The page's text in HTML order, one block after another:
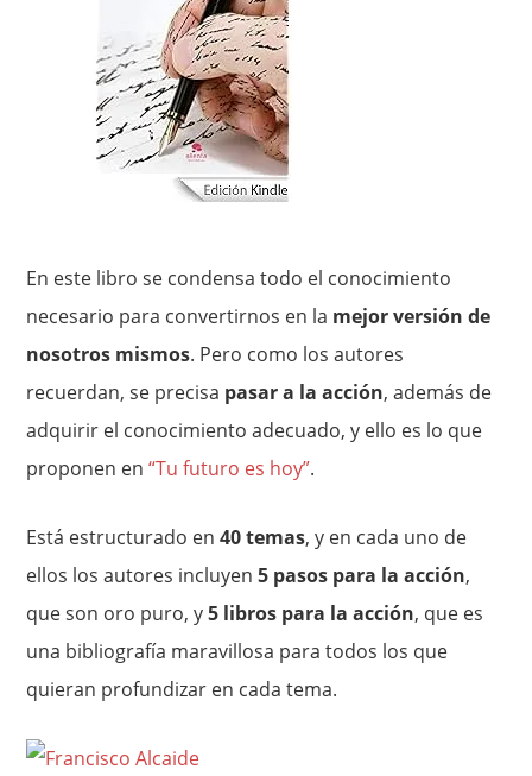
En este libro se condensa todo el conocimiento
necesario para convertirnos en la mejor versión de
nosotros mismos. Pero como los autores
recuerdan, se precisa pasar a la acción, además de
adquirir el conocimiento adecuado, y ello es lo que
proponen en“Tu futuro es hoy”.
Está estructurado en40 temas, y en cada uno de
ellos los autores incluyen5 pasos para la acción,
que son oro puro, y5 libros para la acción, que es
una bibliografía maravillosa para todos los que
quieran profundizar en cada tema.